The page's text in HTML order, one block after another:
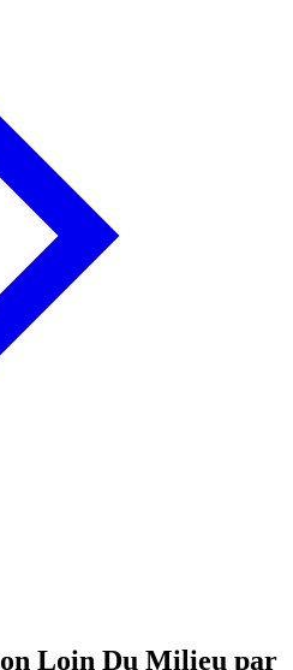
Loin Du Milieu par